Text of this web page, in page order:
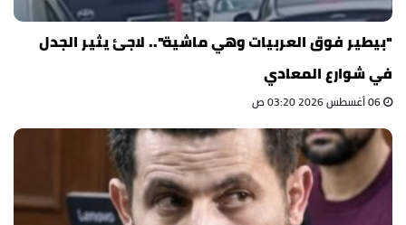
"بيطير فوق العربيات وهي ماشية".. لاجئ يثير الجدل
في شوارع المعادي